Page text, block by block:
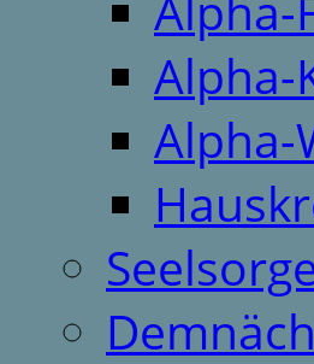
Alpha-
Alpha-